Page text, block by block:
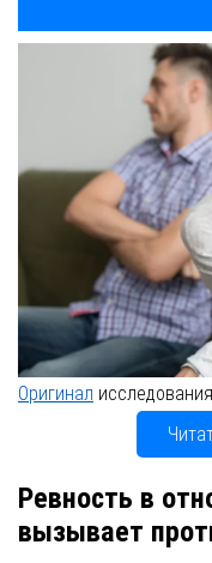
Оригинал
Ревность в
вызывает